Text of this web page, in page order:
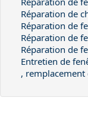
Réparation de
Réparation de
Réparation de
Réparation de
Entretien de
,